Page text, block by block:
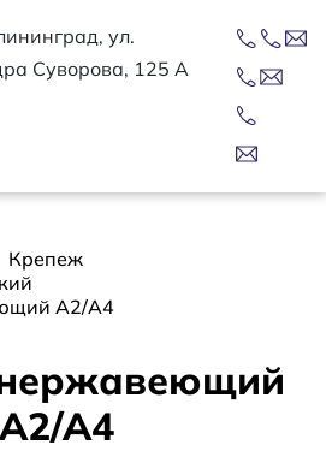
ул.
Суворова, 125 А
Крепеж
А2/А4
А2/А4